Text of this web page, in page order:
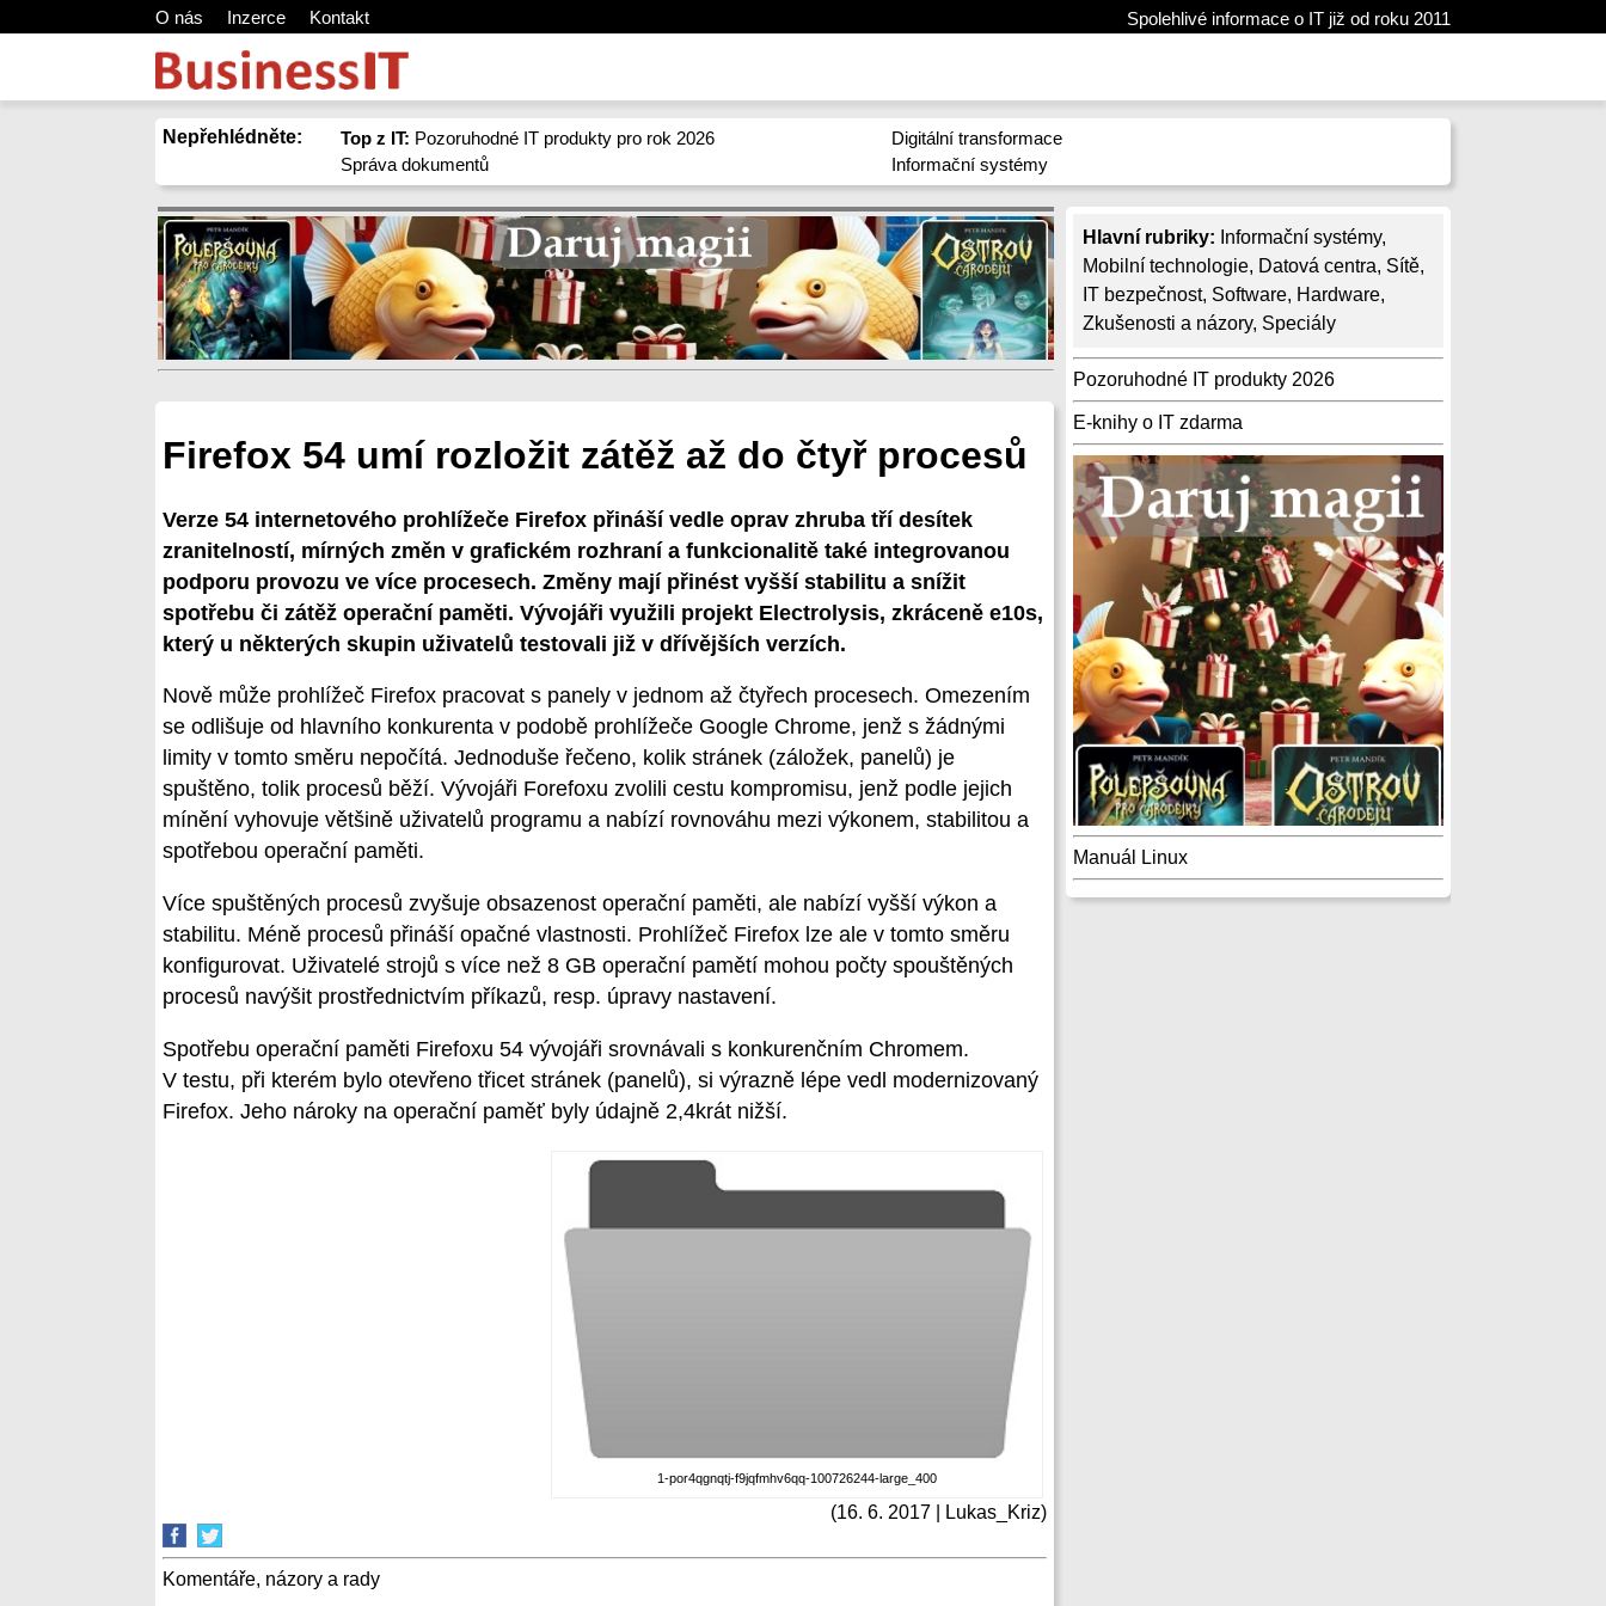
O nás Inzerce Kontakt Spolehlivé informace o IT již od roku 2011
Nepřehlédněte: Top z IT: Pozoruhodné IT produkty pro rok 2026
Správa dokumentů
Digitální transformace
Informační systémy
Hlavní rubriky: Informační systémy,
Mobilní technologie, Datová centra, Sítě,
IT bezpečnost, Software, Hardware,
Zkušenosti a názory, Speciály
Pozoruhodné IT produkty 2026
E-knihy o IT zdarma
Manuál Linux
Firefox 54 umí rozložit zátěž až do čtyř procesů
Verze 54 internetového prohlížeče Firefox přináší vedle oprav zhruba tří desítek
zranitelností, mírných změn v grafickém rozhraní a funkcionalitě také integrovanou
podporu provozu ve více procesech. Změny mají přinést vyšší stabilitu a snížit
spotřebu či zátěž operační paměti. Vývojáři využili projekt Electrolysis, zkráceně e10s,
který u některých skupin uživatelů testovali již v dřívějších verzích.
Nově může prohlížeč Firefox pracovat s panely v jednom až čtyřech procesech. Omezením
se odlišuje od hlavního konkurenta v podobě prohlížeče Google Chrome, jenž s žádnými
limity v tomto směru nepočítá. Jednoduše řečeno, kolik stránek (záložek, panelů) je
spuštěno, tolik procesů běží. Vývojáři Forefoxu zvolili cestu kompromisu, jenž podle jejich
mínění vyhovuje většině uživatelů programu a nabízí rovnováhu mezi výkonem, stabilitou a
spotřebou operační paměti.
Více spuštěných procesů zvyšuje obsazenost operační paměti, ale nabízí vyšší výkon a
stabilitu. Méně procesů přináší opačné vlastnosti. Prohlížeč Firefox lze ale v tomto směru
konfigurovat. Uživatelé strojů s více než 8 GB operační pamětí mohou počty spouštěných
procesů navýšit prostřednictvím příkazů, resp. úpravy nastavení.
Spotřebu operační paměti Firefoxu 54 vývojáři srovnávali s konkurenčním Chromem.
V testu, při kterém bylo otevřeno třicet stránek (panelů), si výrazně lépe vedl modernizovaný
Firefox. Jeho nároky na operační paměť byly údajně 2,4krát nižší.
1-por4qgnqtj-f9jqfmhv6qq-100726244-large_400
(16. 6. 2017 | Lukas_Kriz)
Komentáře, názory a rady